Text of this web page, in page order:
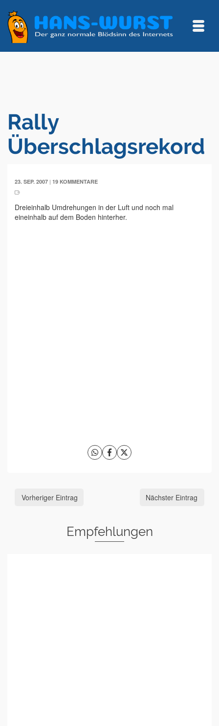
Rally
Überschlagsrekord
23. SEP. 2007 | 19 KOMMENTARE
Dreieinhalb Umdrehungen in der Luft und noch mal
eineinhalb auf dem Boden hinterher.
Vorheriger Eintrag Nächster Eintrag
Empfehlungen